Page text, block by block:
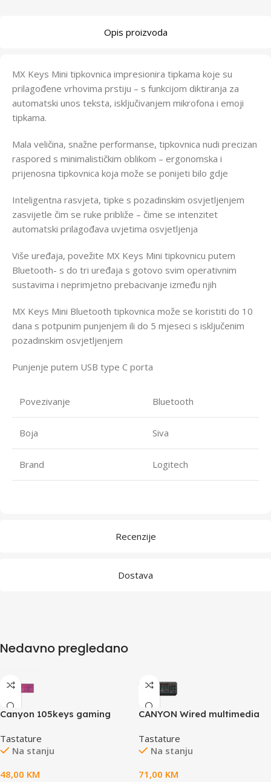
Opis proizvoda
Recenzije
Dostava
MX Keys Mini tipkovnica impresionira tipkama koje su
prilagođene vrhovima prstiju – s funkcijom diktiranja za
automatski unos teksta, isključivanjem mikrofona i emoji
tipkama.
Mala veličina, snažne performanse, tipkovnica nudi precizan
raspored s minimalističkim oblikom – ergonomska i
prijenosna tipkovnica koja može se ponijeti bilo gdje
Inteligentna rasvjeta, tipke s pozadinskim osvjetljenjem
zasvijetle čim se ruke približe – čime se intenzitet
automatski prilagođava uvjetima osvjetljenja
Više uređaja, povežite MX Keys Mini tipkovnicu putem
Bluetooth- s do tri uređaja s gotovo svim operativnim
sustavima i neprimjetno prebacivanje između njih
MX Keys Mini Bluetooth tipkovnica može se koristiti do 10
dana s potpunim punjenjem ili do 5 mjeseci s isključenim
pozadinskim osvjetljenjem
Punjenje putem USB type C porta
Povezivanje Bluetooth
Boja Siva
Brand Logitech
Nedavno pregledano
Canyon 105keys gaming
Bluetooth mode, battery
2000mAh, RGB backlight 3
size:407*119*19mm, PVC
Tastature
Na stanju
48,00 KM
CANYON Wired multimedia
lighting effect, 108pcs
rainbow LED, Numbers
layout, cable length 1.8M
Tastature
Na stanju
71,00 KM